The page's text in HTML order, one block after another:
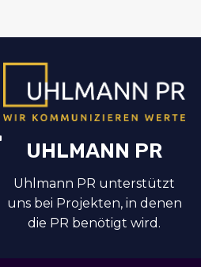
UHLMANN PR
Uhlmann PR unterstützt
uns bei Projekten, in denen
die PR benötigt wird.